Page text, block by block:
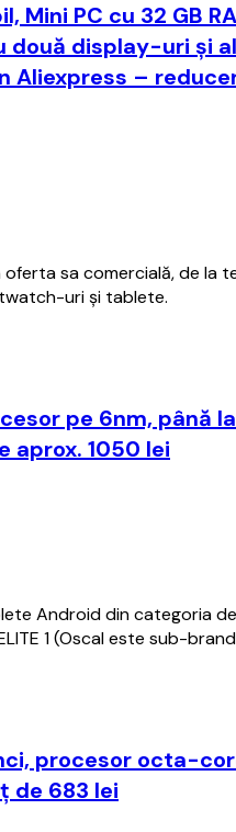
PC cu 32 GB
două display-uri și
Aliexpress –
sa comercială, de la
uri și tablete.
pe 6nm, până
aprox. 1050 lei
Android din categoria
1 (Oscal este sub-
procesor octa-
de 683 lei